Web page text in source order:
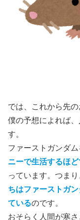
では、これから先
僕の予想によれば
す。
ファーストガンダム
ニーで生活するほど
っています。つまり
ちはファーストガ
ているのです。
おそらく人間が寒